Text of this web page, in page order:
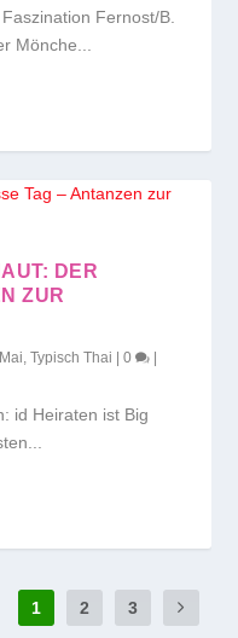
Fernost/B.
Mönche...
DER
ZUR
,Typisch Thai |0
id Heiraten ist Big
1 2 3